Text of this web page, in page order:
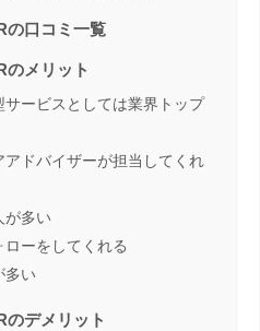
の口コミ一覧
のメリット
サービスとしては業界トップ
ドバイザーが担当してくれ
が多い
ーをしてくれる
多い
のデメリット